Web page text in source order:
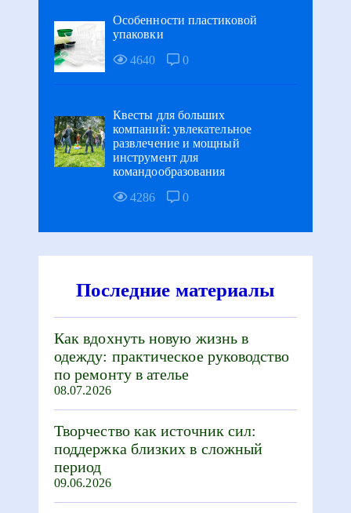
Особенности пластиковой
упаковки
4640
0
Квесты для больших
компаний: увлекательное
развлечение и мощный
инструмент для
командообразования
4286
0
Последние материалы
Как вдохнуть новую жизнь в
одежду: практическое руководство
по ремонту в ателье
08.07.2026
Творчество как источник сил:
поддержка близких в сложный
период
09.06.2026